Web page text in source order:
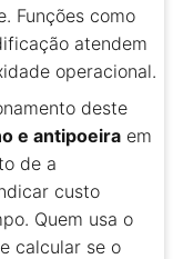
Funções como
atendem
operacional.
deste
e antipoeira em
de a
custo
Quem usa o
calcular se o